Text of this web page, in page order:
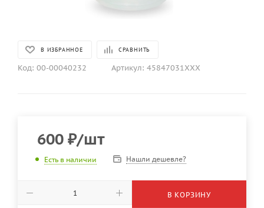
В ИЗБРАННОЕ СРАВНИТЬ
Код: 00-00040232 Артикул: 45847031XXX
600 ₽/шт
Есть в наличии Нашли дешевле?
В КОРЗИНУ